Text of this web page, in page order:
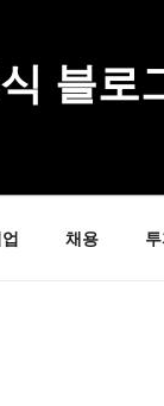
블로
채용